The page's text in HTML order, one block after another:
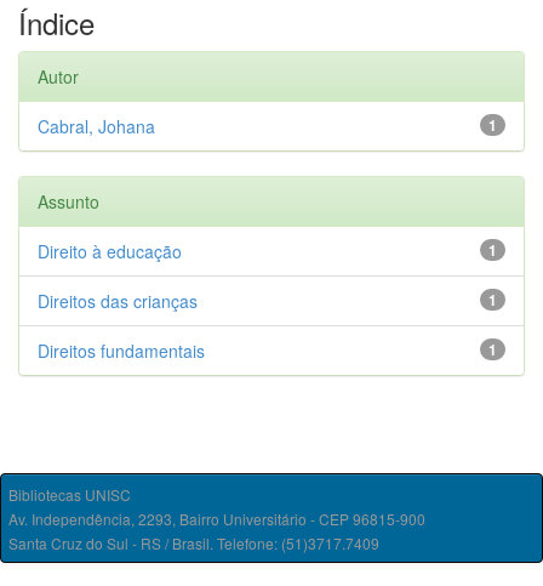
Índice
Autor
1
Cabral, Johana
Assunto
1
Direito à educação
1
Direitos das crianças
1
Direitos fundamentais
Bibliotecas UNISC
Av. Independência, 2293, Bairro Universitário - CEP 96815-900
Santa Cruz do Sul - RS / Brasil. Telefone: (51)3717.7409